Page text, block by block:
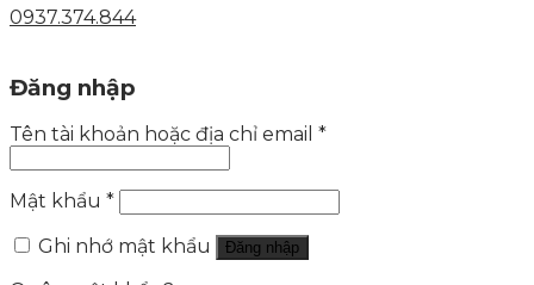
0937.374.844
Đăng nhập
Tên tài khoản hoặc địa chỉ email *
Mật khẩu *
Ghi nhớ mật khẩu
Đăng nhập